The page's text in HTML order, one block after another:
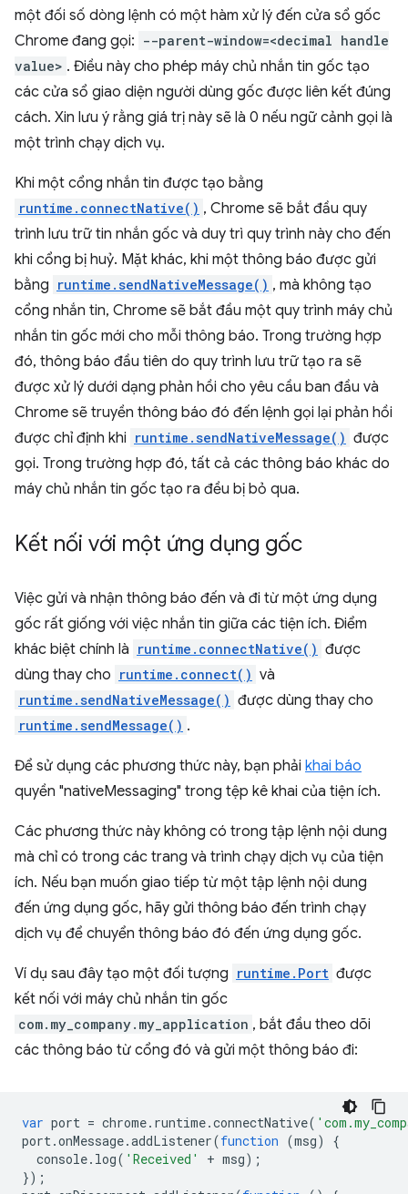
một đối số dòng lệnh có một hàm xử lý đến cửa sổ gốc
Chrome đang gọi: --parent-window=<decimal handle
value> . Điều này cho phép máy chủ nhắn tin gốc tạo
các cửa sổ giao diện người dùng gốc được liên kết đúng
cách. Xin lưu ý rằng giá trị này sẽ là 0 nếu ngữ cảnh gọi là
một trình chạy dịch vụ.
Khi một cổng nhắn tin được tạo bằng
runtime.connectNative() , Chrome sẽ bắt đầu quy
trình lưu trữ tin nhắn gốc và duy trì quy trình này cho đến
khi cổng bị huỷ. Mặt khác, khi một thông báo được gửi
bằng runtime.sendNativeMessage() , mà không tạo
cổng nhắn tin, Chrome sẽ bắt đầu một quy trình máy chủ
nhắn tin gốc mới cho mỗi thông báo. Trong trường hợp
đó, thông báo đầu tiên do quy trình lưu trữ tạo ra sẽ
được xử lý dưới dạng phản hồi cho yêu cầu ban đầu và
Chrome sẽ truyền thông báo đó đến lệnh gọi lại phản hồi
được chỉ định khi runtime.sendNativeMessage() được
gọi. Trong trường hợp đó, tất cả các thông báo khác do
máy chủ nhắn tin gốc tạo ra đều bị bỏ qua.
Kết nối với một ứng dụng gốc
Việc gửi và nhận thông báo đến và đi từ một ứng dụng
gốc rất giống với việc nhắn tin giữa các tiện ích. Điểm
khác biệt chính là runtime.connectNative() được
dùng thay cho runtime.connect() và
runtime.sendNativeMessage() được dùng thay cho
runtime.sendMessage() .
Để sử dụng các phương thức này, bạn phải khai báo
quyền "nativeMessaging" trong tệp kê khai của tiện ích.
Các phương thức này không có trong tập lệnh nội dung
mà chỉ có trong các trang và trình chạy dịch vụ của tiện
ích. Nếu bạn muốn giao tiếp từ một tập lệnh nội dung
đến ứng dụng gốc, hãy gửi thông báo đến trình chạy
dịch vụ để chuyển thông báo đó đến ứng dụng gốc.
Ví dụ sau đây tạo một đối tượng runtime.Port được
kết nối với máy chủ nhắn tin gốc
com.my_company.my_application , bắt đầu theo dõi
các thông báo từ cổng đó và gửi một thông báo đi:
var port = chrome. runtime.connectNative(
port.onMessage.addListener(function (msg)
{
console. log( 'Received' + msg);
});